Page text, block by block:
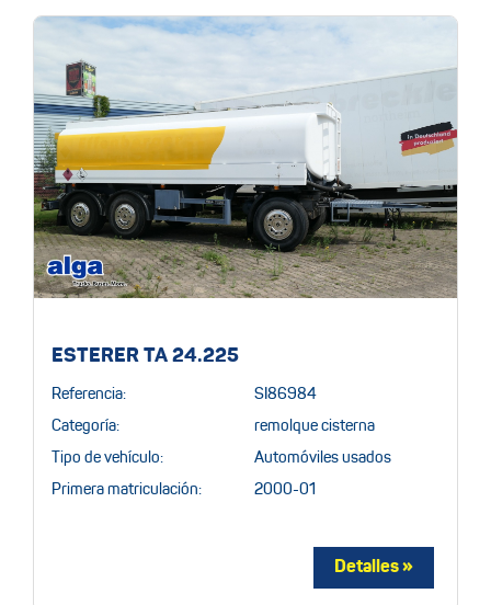
ESTERER TA 24.225
Referencia: SI86984
Categoría: remolque cisterna
Tipo de vehículo: Automóviles usados
Primera matriculación: 2000-01